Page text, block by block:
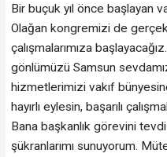
Bir buçuk yıl önce başlayan
Olağan kongremizi de
çalışmalarımıza
gönlümüzü Samsun
hizmetlerimizi vakıf
hayırlı eylesin, başarılı
Bana başkanlık görevini
şükranlarımı sunuyorum.